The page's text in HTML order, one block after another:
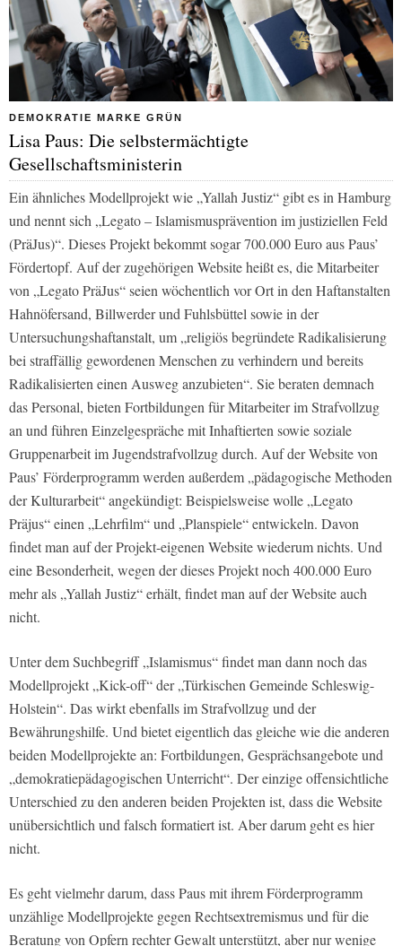
DEMOKRATIE MARKE GRÜN
Lisa Paus: Die selbstermächtigte
Gesellschaftsministerin
Ein ähnliches Modellprojekt wie „Yallah Justiz“ gibt es in Hamburg
und nennt sich „Legato – Islamismusprävention im justiziellen Feld
(PräJus)“. Dieses Projekt bekommt sogar 700.000 Euro aus Paus’
Fördertopf. Auf der zugehörigen Website heißt es, die Mitarbeiter
von „Legato PräJus“ seien wöchentlich vor Ort in den Haftanstalten
Hahnöfersand, Billwerder und Fuhlsbüttel sowie in der
Untersuchungshaftanstalt, um „religiös begründete Radikalisierung
bei straffällig gewordenen Menschen zu verhindern und bereits
Radikalisierten einen Ausweg anzubieten“. Sie beraten demnach
das Personal, bieten Fortbildungen für Mitarbeiter im Strafvollzug
an und führen Einzelgespräche mit Inhaftierten sowie soziale
Gruppenarbeit im Jugendstrafvollzug durch. Auf der Website von
Paus’ Förderprogramm werden außerdem „pädagogische Methoden
der Kulturarbeit“ angekündigt: Beispielsweise wolle „Legato
Präjus“ einen „Lehrfilm“ und „Planspiele“ entwickeln. Davon
findet man auf der Projekt-eigenen Website wiederum nichts. Und
eine Besonderheit, wegen der dieses Projekt noch 400.000 Euro
mehr als „Yallah Justiz“ erhält, findet man auf der Website auch
nicht.
Unter dem Suchbegriff „Islamismus“ findet man dann noch das
Modellprojekt „Kick-off“ der „Türkischen Gemeinde Schleswig-
Holstein“. Das wirkt ebenfalls im Strafvollzug und der
Bewährungshilfe. Und bietet eigentlich das gleiche wie die anderen
beiden Modellprojekte an: Fortbildungen, Gesprächsangebote und
„demokratiepädagogischen Unterricht“. Der einzige offensichtliche
Unterschied zu den anderen beiden Projekten ist, dass die Website
unübersichtlich und falsch formatiert ist. Aber darum geht es hier
nicht.
Es geht vielmehr darum, dass Paus mit ihrem Förderprogramm
unzählige Modellprojekte gegen Rechtsextremismus und für die
Beratung von Opfern rechter Gewalt unterstützt, aber nur wenige